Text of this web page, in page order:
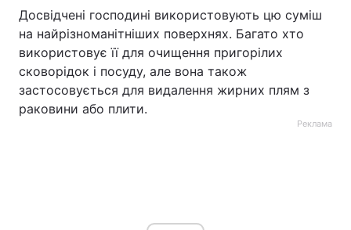
Досвідчені господині використовують цю суміш
на найрізноманітніших поверхнях. Багато хто
використовує її для очищення пригорілих
сковорідок і посуду, але вона також
застосовується для видалення жирних плям з
раковини або плити.
Реклама